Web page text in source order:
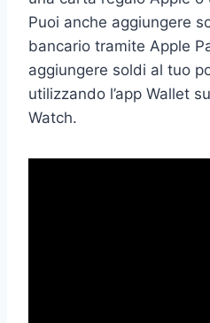
Puoi anche aggiungere
bancario tramite Apple
aggiungere soldi al tuo
utilizzando l’app Wallet
Watch.